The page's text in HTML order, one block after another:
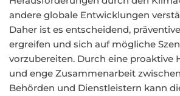
andere globale Entwicklungen
Daher ist es entscheidend,
ergreifen und sich auf mögliche
vorzubereiten. Durch eine proaktive
und enge Zusammenarbeit
Behörden und Dienstleistern kann